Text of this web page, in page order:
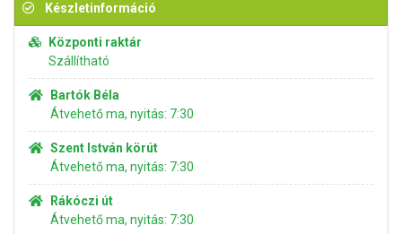
Készletinformáció
Központi raktár
Szállítható
Bartók Béla
Átvehető ma, nyitás: 7:30
Szent István körút
Átvehető ma, nyitás: 7:30
Rákóczi út
Átvehető ma, nyitás: 7:30